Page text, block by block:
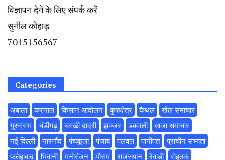
विज्ञापन देने के लिए संपर्क करें
सुनील कोहाड़
7015156567
Categories
अंबाला करनाल किसान आंदोलन कुरुक्षेत्र कैथल
खेल समाचार
गुरुग्राम
चंडीगढ़ चरखी दादरी झज्जर डबवाली
ताजा समाचार
नई दिल्ली
नारनौंद पंचकूला पंजाब पलवल पानीपत
प्राचीन सभ्यता
फतेहाबाद
भिवानी मनोरंजन मौसम राजस्थान रेवाड़ी
रोहतक